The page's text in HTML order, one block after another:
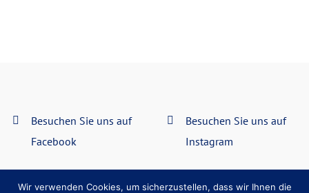
Besuchen Sie uns auf
Facebook
Besuchen Sie uns auf
Instagram
Datenschutzerklärung Impressum
Wir verwenden Cookies, um sicherzustellen, dass wir Ihnen die